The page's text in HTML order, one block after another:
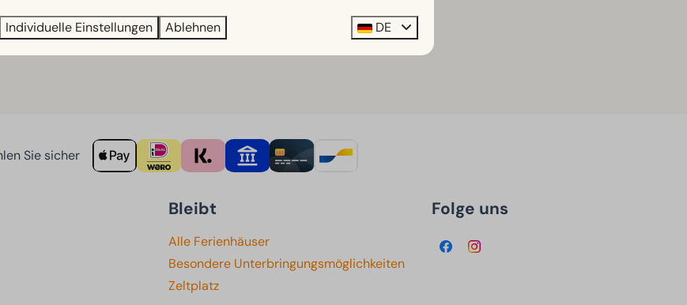
Natur, Geschichte und Wissenschaft interessieren.
Sie sicher
Bleibt
Alle Ferienhäuser
Besondere Unterbringungsmöglichkeiten
Zeltplatz
Folge uns
Individuelle Einstellungen Ablehnen DE